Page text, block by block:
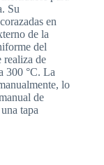
Su
en
de la
del
realiza de
300 °C. La
lo
de
tapa